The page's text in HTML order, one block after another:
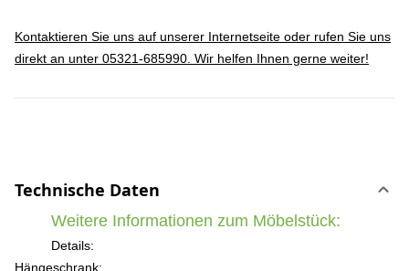
Kontaktieren Sie uns auf unserer Internetseite oder rufen Sie uns
direkt an unter 05321-685990. Wir helfen Ihnen gerne weiter!
Technische Daten
Weitere Informationen zum Möbelstück:
Details:
Hängeschrank: